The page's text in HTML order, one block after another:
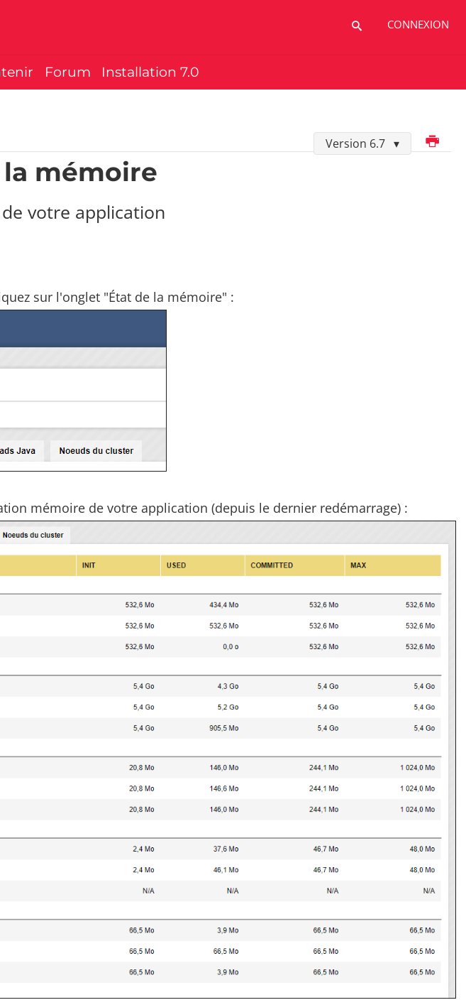
CONNEXION
Forum Installation 7.0
Version 6.7Imprimer
mémoire
votre application
sur l'onglet "État de la mémoire" :
mémoire de votre application (depuis le dernier redémarrage) :